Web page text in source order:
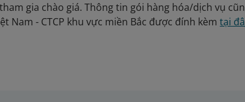
gia chào giá. Thông tin gói hàng hóa/dịch vụ
Nam - CTCP khu vực miền Bắc được đính kèmtại